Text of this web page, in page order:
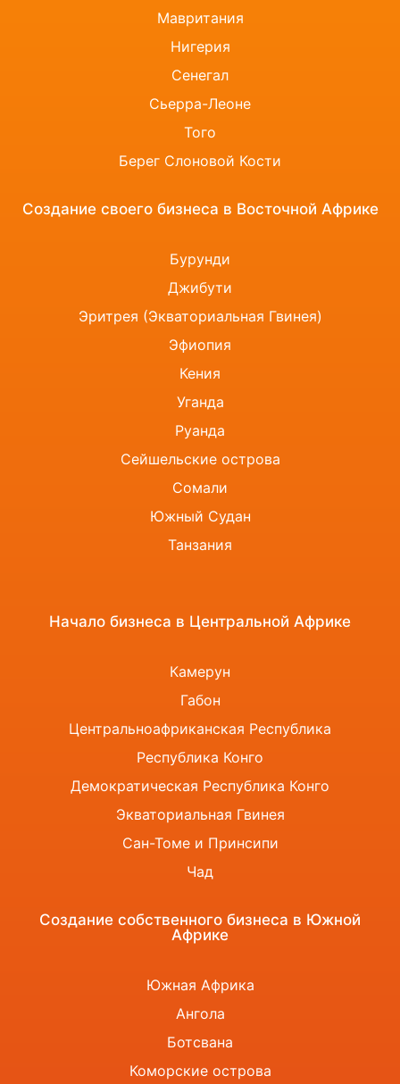
Мавритания
Нигерия
Сенегал
Сьерра-Леоне
Того
Берег Слоновой Кости
Создание своего бизнеса в Восточной Африке
Бурунди
Джибути
Эритрея (Экваториальная Гвинея)
Эфиопия
Кения
Уганда
Руанда
Сейшельские острова
Сомали
Южный Судан
Танзания
Начало бизнеса в Центральной Африке
Камерун
Габон
Центральноафриканская Республика
Республика Конго
Демократическая Республика Конго
Экваториальная Гвинея
Сан-Томе и Принсипи
Чад
Создание собственного бизнеса в Южной
Африке
Южная Африка
Ангола
Ботсвана
Коморские острова